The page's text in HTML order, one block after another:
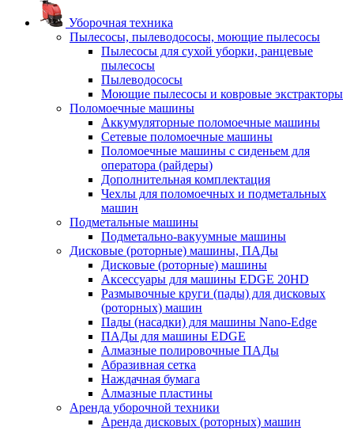
Уборочная техника
Пылесосы, пылеводососы, моющие пылесосы
Пылесосы для сухой уборки, ранцевые
пылесосы
Пылеводососы
Моющие пылесосы и ковровые экстракторы
Поломоечные машины
Аккумуляторные поломоечные машины
Сетевые поломоечные машины
Поломоечные машины с сиденьем для
оператора (райдеры)
Дополнительная комплектация
Чехлы для поломоечных и подметальных
машин
Подметальные машины
Подметально-вакуумные машины
Дисковые (роторные) машины, ПАДы
Дисковые (роторные) машины
Аксессуары для машины EDGE 20HD
Размывочные круги (пады) для дисковых
(роторных) машин
Пады (насадки) для машины Nano-Edge
ПАДы для машины EDGE
Алмазные полировочные ПАДы
Абразивная сетка
Наждачная бумага
Алмазные пластины
Аренда уборочной техники
Аренда дисковых (роторных) машин